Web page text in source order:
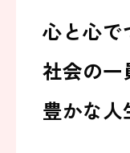
心と心で
社会の一
豊かな人